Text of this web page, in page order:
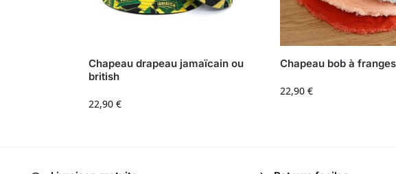
Chapeau drapeau jamaïcain ou
british
22,90 €
Chapeau bob à franges
22,90 €